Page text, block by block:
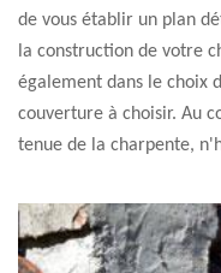
de vous établir un plan
la construction de votre
également dans le choix
couverture à choisir. Au
tenue de la charpente,